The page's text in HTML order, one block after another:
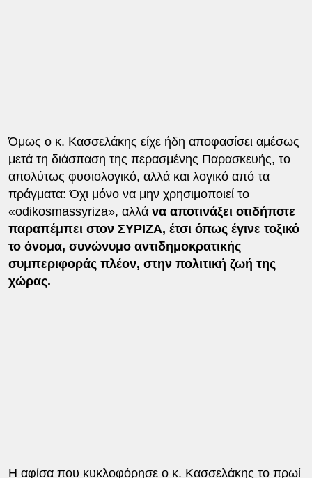
Όμως ο κ. Κασσελάκης είχε ήδη αποφασίσει αμέσως
μετά τη διάσπαση της περασμένης Παρασκευής, το
απολύτως φυσιολογικό, αλλά και λογικό από τα
πράγματα: Όχι μόνο να μην χρησιμοποιεί το
«odikosmassyriza», αλλά να αποτινάξει οτιδήποτε
παραπέμπει στον ΣΥΡΙΖΑ, έτσι όπως έγινε τοξικό
το όνομα, συνώνυμο αντιδημοκρατικής
συμπεριφοράς πλέον, στην πολιτική ζωή της
χώρας.
Η αφίσα που κυκλοφόρησε ο κ. Κασσελάκης το πρωί